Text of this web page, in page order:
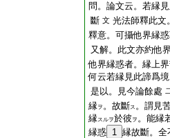
問。論文云。若縁
斷 文 光法師釋此文
釋意。可攝他界縁
又解。此文亦約他
他界縁惑者。縁上
何云若縁見此諦爲
是以。見今論餘處
縁ヲ 。故斷ス 。謂見
縁スルヲ於彼 ヲ 。能縁
縁惑 1 縁故斷。全